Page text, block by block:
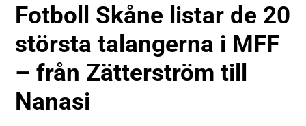
Fotboll Skåne listar de 20
största talangerna i MFF
– från Zätterström till
Nanasi